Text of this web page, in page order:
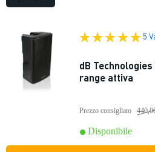
5
dB
range attiva
Prezzo consigliato
Disponibile